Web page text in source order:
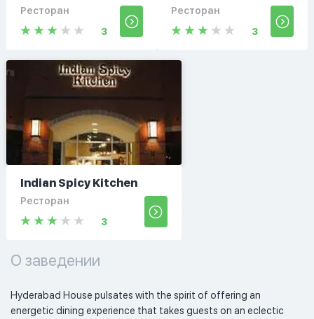
Ресторан
3
Ресторан
3
Indian Spicy Kitchen
Ресторан
3
О заведении
Hyderabad House pulsates with the spirit of offering an
energetic dining experience that takes guests on an eclectic